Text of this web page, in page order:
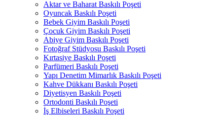
Aktar ve Baharat Baskılı Poşeti
Oyuncak Baskılı Poşeti
Bebek Giyim Baskılı Poşeti
Çocuk Giyim Baskılı Poşeti
Abiye Giyim Baskılı Poşeti
Fotoğraf Stüdyosu Baskılı Poşeti
Kırtasiye Baskılı Poşeti
Parfümeri Baskılı Poşeti
Yapı Denetim Mimarlık Baskılı Poşeti
Kahve Dükkanı Baskılı Poşeti
Diyetisyen Baskılı Poşeti
Ortodonti Baskılı Poşeti
İş Elbiseleri Baskılı Poşeti